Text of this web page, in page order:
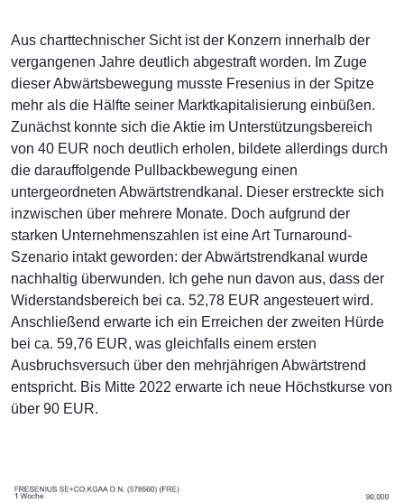
Aus charttechnischer Sicht ist der Konzern innerhalb der
vergangenen Jahre deutlich abgestraft worden. Im Zuge
dieser Abwärtsbewegung musste Fresenius in der Spitze
mehr als die Hälfte seiner Marktkapitalisierung einbüßen.
Zunächst konnte sich die Aktie im Unterstützungsbereich
von 40 EUR noch deutlich erholen, bildete allerdings durch
die darauffolgende Pullbackbewegung einen
untergeordneten Abwärtstrendkanal. Dieser erstreckte sich
inzwischen über mehrere Monate. Doch aufgrund der
starken Unternehmenszahlen ist eine Art Turnaround-
Szenario intakt geworden: der Abwärtstrendkanal wurde
nachhaltig überwunden. Ich gehe nun davon aus, dass der
Widerstandsbereich bei ca. 52,78 EUR angesteuert wird.
Anschließend erwarte ich ein Erreichen der zweiten Hürde
bei ca. 59,76 EUR, was gleichfalls einem ersten
Ausbruchsversuch über den mehrjährigen Abwärtstrend
entspricht. Bis Mitte 2022 erwarte ich neue Höchstkurse von
über 90 EUR.